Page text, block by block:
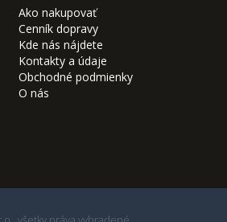
Ako nakupovať
Cenník dopravy
Kde nás nájdete
Kontakty a údaje
Obchodné podmienky
O nás